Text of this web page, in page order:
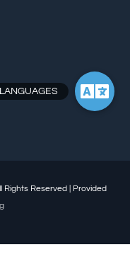
Rights Reserved | Provided